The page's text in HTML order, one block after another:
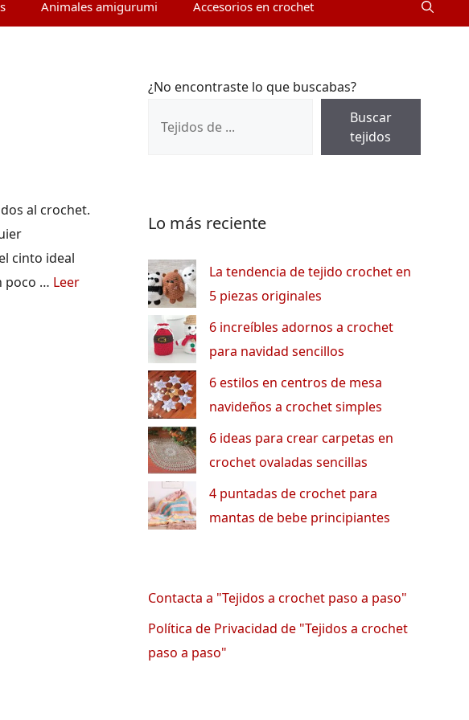
Animales amigurumi Accesorios en crochet
al crochet.
cinto ideal
poco … Leer
¿No encontraste lo que buscabas?
Buscar
tejidos
Lo más reciente
La tendencia de tejido crochet en
5 piezas originales
6 increíbles adornos a crochet
para navidad sencillos
6 estilos en centros de mesa
navideños a crochet simples
6 ideas para crear carpetas en
crochet ovaladas sencillas
4 puntadas de crochet para
mantas de bebe principiantes
Contacta a "Tejidos a crochet paso a paso"
Política de Privacidad de "Tejidos a crochet
paso a paso"